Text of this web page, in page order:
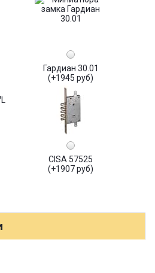
Гардиан 30.01
(+1945 руб)
CISA 57525
(+1907 руб)